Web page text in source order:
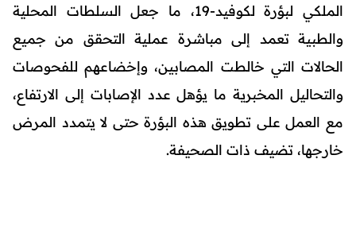
الملكي لبؤرة لكوفيد-19، ما جعل السلطات المحلية
والطبية تعمد إلى مباشرة عملية التحقق من جميع
الحالات التي خالطت المصابين، وإخضاعهم للفحوصات
والتحاليل المخبرية ما يؤهل عدد الإصابات إلى الارتفاع،
مع العمل على تطويق هذه البؤرة حتى لا يتمدد المرض
خارجها، تضيف ذات الصحيفة.